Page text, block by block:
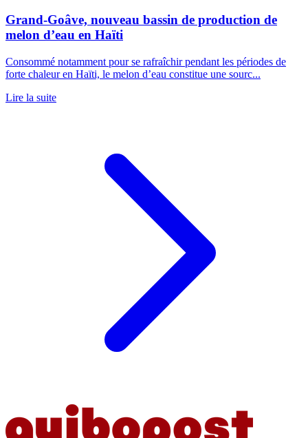
Grand-Goâve, nouveau bassin de production de
melon d’eau en Haïti
Consommé notamment pour se rafraîchir pendant les périodes de
forte chaleur en Haïti, le melon d’eau constitue une sourc...
Lire la suite